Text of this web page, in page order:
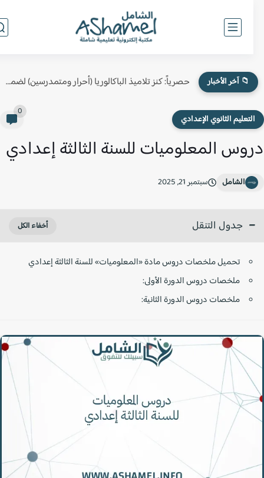
📁 آخر الأخبار حصرياً: كنز تلاميذ الباكالوريا (أحرار ومتمدرسين) لضمان النقطة الكاملة في...
الثانوي الإعدادي
المعلوميات للسنة الثالثة إعدادي
الشامل سبتمبر 21, 2025
جدول التنقل
تحميل ملخصات دروس مادة «المعلوميات» للسنة الثالثة إعدادي
ملخصات دروس الدورة الأولى:
ملخصات دروس الدورة الثانية: